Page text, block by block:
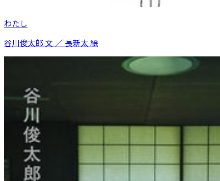
わたし
谷川俊太郎 文 ／ 長新太 絵